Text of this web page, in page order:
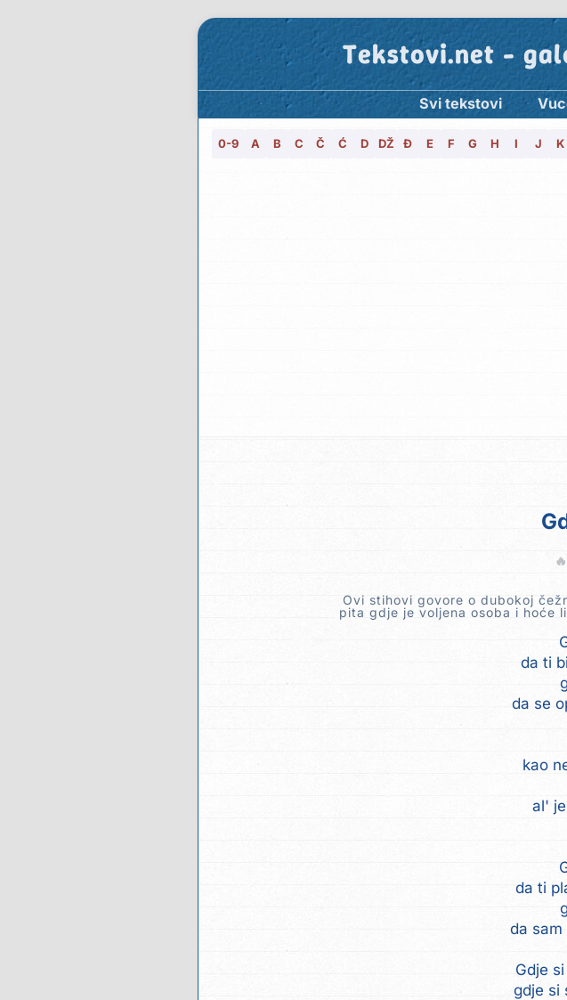
Tekstovi.net -
Svi tekstovi
0-9 A B C Č Ć D DŽ Đ E F G H I J K
🔥
Ovi stihovi govore o dubokoj
pita gdje je voljena osoba i hoće
da ti
da se
kao
al'
da ti
da sam
Gdje
gdje si